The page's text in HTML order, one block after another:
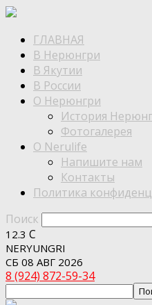
ГЛАВНАЯ
В Нерюнгри
В Якутии
В России
О Нерюнгри
История
Фотогалерея
О Nerulife
Напишите нам
Контакты
Политика
Поиск
12.3 C
NERYUNGRI
СБ 08 АВГ 2026
8 (924) 872-59-34